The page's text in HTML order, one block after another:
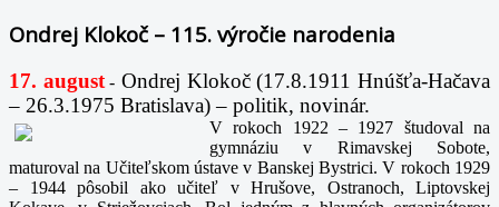
Ondrej Klokoč – 115. výročie narodenia
17. august- Ondrej Klokoč (17.8.1911 Hnúšťa-Hačava
– 26.3.1975 Bratislava) – politik, novinár.
V rokoch 1922 – 1927 študoval na
gymnáziu v Rimavskej Sobote,
maturoval na Učiteľskom ústave v Banskej Bystrici. V rokoch 1929
– 1944 pôsobil ako učiteľ v Hrušove, Ostranoch, Liptovskej